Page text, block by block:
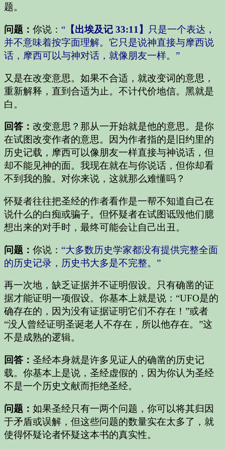
题。
问题： 你说： “ 【出埃及记 33:11】
只是一个表达，
并不意味着按字面理解。它只是说神直接与摩西说
话，摩西可以与神对话，就像朋友一样。”
又是在改变意思。如果不合适，就改变词的意思，
重新解释，直到合适为止。不计代价地信。黑就是
白。
回答： 改变意思？那从一开始就是他的意思。是你
在试图改变作者的意思。因为作者指的是旧约里的
历史记载，摩西可以像朋友一样直接与神说话，但
却不能见神的面。我现在就在与你说话，但你却看
不到我的脸。对你来说，这就那么难懂吗？
怀疑者往往把圣经的作者看作是一帮不知道自己在
说什么的白痴或骗子。但怀疑者在试图诋毁他们臆
想出来的对手时，最终可能会让自己出丑。
问题： 你说： “大多数历史学家都没有提供完整全面
的历史记录，历史书大多是不完整。”
再一次地，缺乏证据并不证明假设。只有确凿的证
据才能证明一项假设。你基本上就是说：“UFO是的
确存在的，因为没有证据证明它们不存在！”或者
“没人曾经证明圣诞老人不存在，所以他存在。”这
不是成熟的逻辑。
回答： 圣经本身就是许多见证人的确凿的历史记
载。你基本上是说，圣经虚假的，因为你认为圣经
不是一个历史文献而拒绝圣经。
问题： 如果圣经只有一两个问题，你可以将其归因
于矛盾或误解，但这些问题的数量实在太多了，就
使得怀疑论者怀疑这本书的真实性。